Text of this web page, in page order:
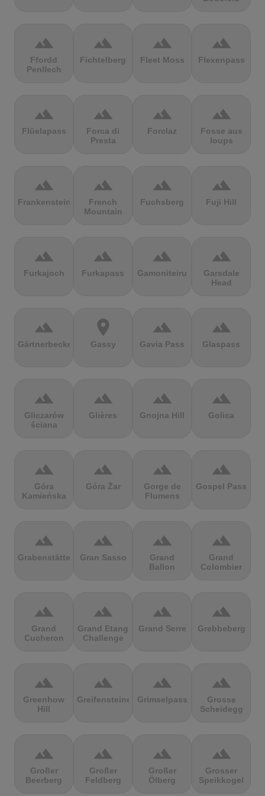
terrain
Ffordd
Penllech
terrain
Fichtelberg
terrain
Fleet Moss
terrain
Flexenpass
terrain
Flüelapass
terrain
Forca di
Presta
terrain
Forclaz
terrain
Fosse aux
loups
terrain
Frankenstein
terrain
French
Mountain
terrain
Fuchsberg
terrain
Fuji Hill
terrain
Furkajoch
terrain
Furkapass
terrain
Gamoniteiru
terrain
Garsdale
Head
terrain
Gärtnerbecken
location_on
Gassy
terrain
Gavia Pass
terrain
Glaspass
terrain
Gliczarów
ściana
terrain
Glières
terrain
Gnojna Hill
terrain
Golica
terrain
Góra
Kamieńska
terrain
Góra Żar
terrain
Gorge de
Flumens
terrain
Gospel Pass
terrain
Grabenstätter
terrain
Gran Sasso
terrain
Grand
Ballon
terrain
Grand
Colombier
terrain
Grand
Cucheron
terrain
Grand Etang
Challenge
terrain
Grand Serre
terrain
Grebbeberg
terrain
Greenhow
Hill
terrain
Greifensteine
terrain
Grimselpass
terrain
Grosse
Scheidegg
terrain
Großer
Beerberg
terrain
Großer
Feldberg
terrain
Großer
Ölberg
terrain
Grosser
Speikkogel